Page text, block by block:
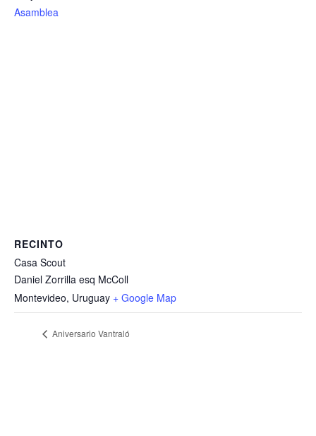
Asamblea
RECINTO
Casa Scout
Daniel Zorrilla esq McColl
Montevideo, Uruguay + Google Map
Aniversario Vantraló